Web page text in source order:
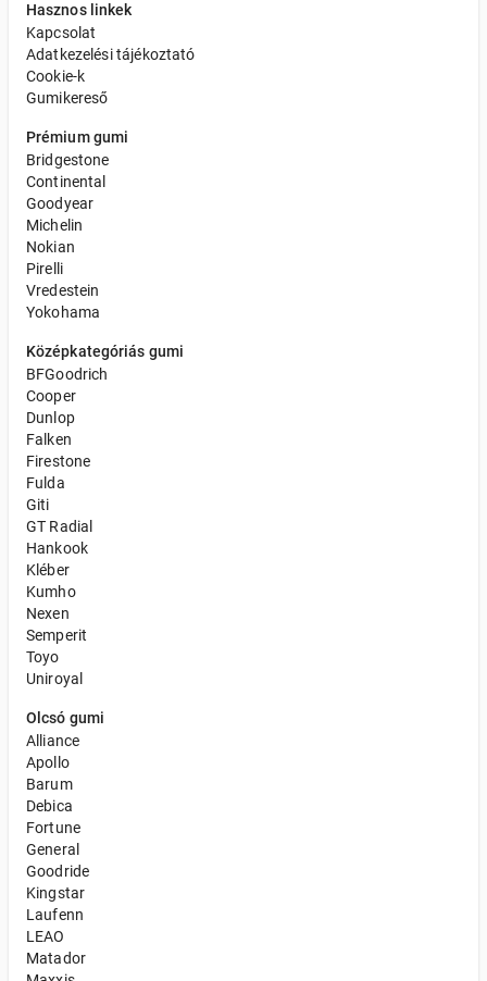
Hasznos linkek
Kapcsolat
Adatkezelési tájékoztató
Cookie-k
Gumikereső
Prémium gumi
Bridgestone
Continental
Goodyear
Michelin
Nokian
Pirelli
Vredestein
Yokohama
Középkategóriás gumi
BFGoodrich
Cooper
Dunlop
Falken
Firestone
Fulda
Giti
GT Radial
Hankook
Kléber
Kumho
Nexen
Semperit
Toyo
Uniroyal
Olcsó gumi
Alliance
Apollo
Barum
Debica
Fortune
General
Goodride
Kingstar
Laufenn
LEAO
Matador